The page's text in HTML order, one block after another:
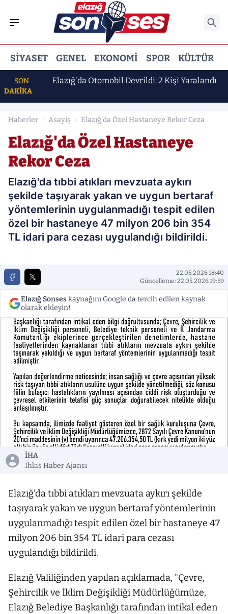
SIYASET GENEL EKONOMI SPOR KÜLTÜR
SON
DAKİKA
Elazığ'da Otomobil Devrildi: 2 Kişi Yaralandı
Haberler Asayiş Elazığ'da Özel Hastaneye Rekor Ceza
Elazığ'da Özel Hastaneye
Rekor Ceza
Elazığ'da tıbbi atıkları mevzuata aykırı
şekilde taşıyarak yakan ve uygun bertaraf
yöntemlerinin uygulanmadığı tespit edilen
özel bir hastaneye 47 milyon 206 bin 354
TL idari para cezası uygulandığı bildirildi.
22.05.2026 18:40
Güncelleme: 22.05.2026 19:59
Elazığ Sonseskaynağını Google'da tercih edilen kaynak
olarak ekleyin!
İHA
İhlas Haber Ajansı
Elazığ’da tıbbi atıkları mevzuata aykırı şekilde
taşıyarak yakan ve uygun bertaraf yöntemlerinin
uygulanmadığı tespit edilen özel bir hastaneye 47
milyon 206 bin 354 TL idari para cezası
uygulandığı bildirildi.
Elazığ Valiliğinden yapılan açıklamada, "Çevre,
Şehircilik ve İklim Değişikliği Müdürlüğümüze,
Elazığ Belediye Başkanlığı tarafından intikal eden